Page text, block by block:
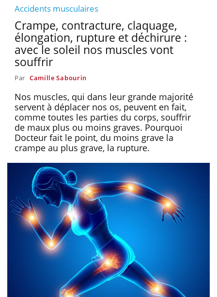
Accidents musculaires
Crampe, contracture, claquage,
élongation, rupture et déchirure :
avec le soleil nos muscles vont
souffrir
Par Camille Sabourin
Nos muscles, qui dans leur grande majorité
servent à déplacer nos os, peuvent en fait,
comme toutes les parties du corps, souffrir
de maux plus ou moins graves. Pourquoi
Docteur fait le point, du moins grave la
crampe au plus grave, la rupture.